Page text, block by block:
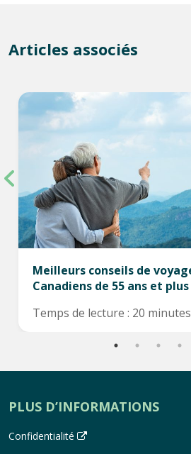
Articles associés
Meilleurs conseils de
Canadiens de 55 ans et plus
Temps de lecture : 20 minutes
PLUS D’INFORMATIONS
Confidentialité